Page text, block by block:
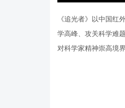
《追光者》以中国
学高峰、攻关科学难
对科学家精神崇高境